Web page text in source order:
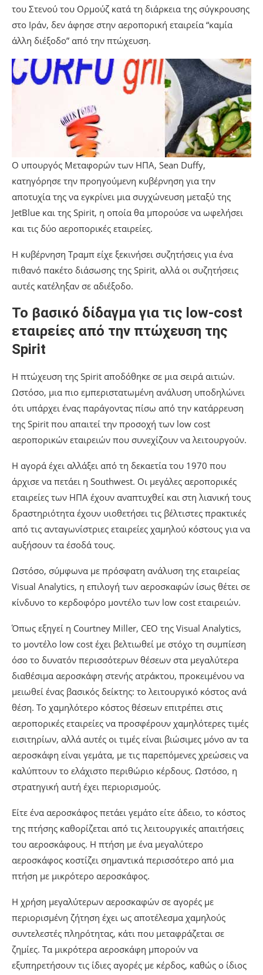
του Στενού του Ορμούζ κατά τη διάρκεια της σύγκρουσης
στο Ιράν, δεν άφησε στην αεροπορική εταιρεία “καμία
άλλη διέξοδο” από την πτώχευση.
Ο υπουργός Μεταφορών των ΗΠΑ, Sean Duffy,
κατηγόρησε την προηγούμενη κυβέρνηση για την
αποτυχία της να εγκρίνει μια συγχώνευση μεταξύ της
JetBlue και της Spirit, η οποία θα μπορούσε να ωφελήσει
και τις δύο αεροπορικές εταιρείες.
Η κυβέρνηση Τραμπ είχε ξεκινήσει συζητήσεις για ένα
πιθανό πακέτο διάσωσης της Spirit, αλλά οι συζητήσεις
αυτές κατέληξαν σε αδιέξοδο.
Το βασικό δίδαγμα για τις low-cost
εταιρείες από την πτώχευση της
Spirit
Η πτώχευση της Spirit αποδόθηκε σε μια σειρά αιτιών.
Ωστόσο, μια πιο εμπεριστατωμένη ανάλυση υποδηλώνει
ότι υπάρχει ένας παράγοντας πίσω από την κατάρρευση
της Spirit που απαιτεί την προσοχή των low cost
αεροπορικών εταιρειών που συνεχίζουν να λειτουργούν.
Η αγορά έχει αλλάξει από τη δεκαετία του 1970 που
άρχισε να πετάει η Southwest. Οι μεγάλες αεροπορικές
εταιρείες των ΗΠΑ έχουν αναπτυχθεί και στη λιανική τους
δραστηριότητα έχουν υιοθετήσει τις βέλτιστες πρακτικές
από τις ανταγωνίστριες εταιρείες χαμηλού κόστους για να
αυξήσουν τα έσοδά τους.
Ωστόσο, σύμφωνα με πρόσφατη ανάλυση της εταιρείας
Visual Analytics, η επιλογή των αεροσκαφών ίσως θέτει σε
κίνδυνο το κερδοφόρο μοντέλο των low cost εταιρειών.
Όπως εξηγεί η Courtney Miller, CEO της Visual Analytics,
το μοντέλο low cost έχει βελτιωθεί με στόχο τη συμπίεση
όσο το δυνατόν περισσότερων θέσεων στα μεγαλύτερα
διαθέσιμα αεροσκάφη στενής ατράκτου, προκειμένου να
μειωθεί ένας βασικός δείκτης: το λειτουργικό κόστος ανά
θέση. Το χαμηλότερο κόστος θέσεων επιτρέπει στις
αεροπορικές εταιρείες να προσφέρουν χαμηλότερες τιμές
εισιτηρίων, αλλά αυτές οι τιμές είναι βιώσιμες μόνο αν τα
αεροσκάφη είναι γεμάτα, με τις παρεπόμενες χρεώσεις να
καλύπτουν το ελάχιστο περιθώριο κέρδους. Ωστόσο, η
στρατηγική αυτή έχει περιορισμούς.
Είτε ένα αεροσκάφος πετάει γεμάτο είτε άδειο, το κόστος
της πτήσης καθορίζεται από τις λειτουργικές απαιτήσεις
του αεροσκάφους. Η πτήση με ένα μεγαλύτερο
αεροσκάφος κοστίζει σημαντικά περισσότερο από μια
πτήση με μικρότερο αεροσκάφος.
Η χρήση μεγαλύτερων αεροσκαφών σε αγορές με
περιορισμένη ζήτηση έχει ως αποτέλεσμα χαμηλούς
συντελεστές πληρότητας, κάτι που μεταφράζεται σε
ζημίες. Τα μικρότερα αεροσκάφη μπορούν να
εξυπηρετήσουν τις ίδιες αγορές με κέρδος, καθώς ο ίδιος